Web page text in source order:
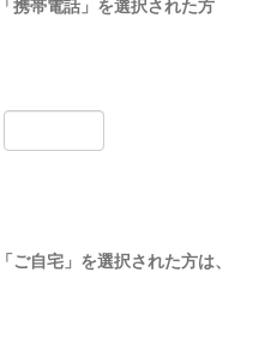
携帯電話」を選択された方
自宅」を選択された方は、